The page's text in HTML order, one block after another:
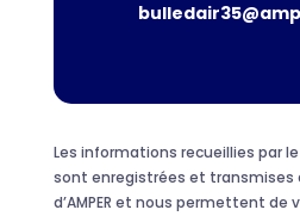
Les informations recueillies par
sont enregistrées et transmises
d’AMPER et nous permettent de